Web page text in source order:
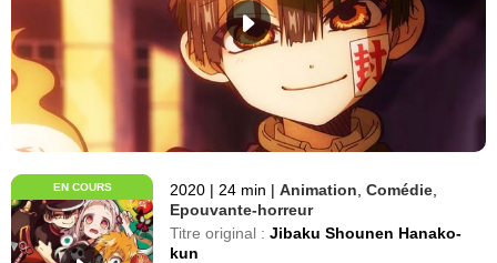
EN COURS 2020 | 24 min | Animation ,Comédie
Epouvante-horreur
Titre original : Jibaku Shounen Hanako-
kun